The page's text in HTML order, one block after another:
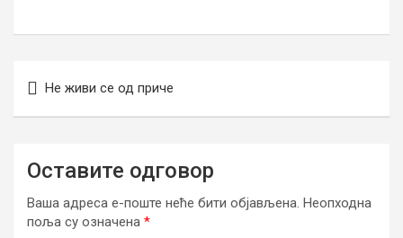
чланка
Не живи се од приче
Оставите одговор
Ваша адреса е-поште неће бити објављена. Неопходна
поља су означена *